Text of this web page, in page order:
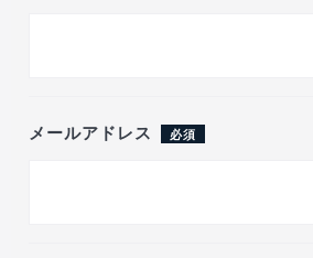
メールアドレス 必須